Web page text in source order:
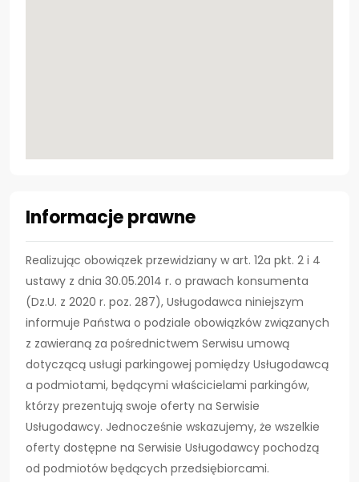
Informacje prawne
Realizując obowiązek przewidziany w art. 12a pkt. 2 i 4
ustawy z dnia 30.05.2014 r. o prawach konsumenta
(Dz.U. z 2020 r. poz. 287), Usługodawca niniejszym
informuje Państwa o podziale obowiązków związanych
z zawieraną za pośrednictwem Serwisu umową
dotyczącą usługi parkingowej pomiędzy Usługodawcą
a podmiotami, będącymi właścicielami parkingów,
którzy prezentują swoje oferty na Serwisie
Usługodawcy. Jednocześnie wskazujemy, że wszelkie
oferty dostępne na Serwisie Usługodawcy pochodzą
od podmiotów będących przedsiębiorcami.